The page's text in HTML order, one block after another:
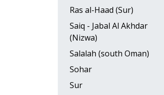
Ras al-Haad (Sur)
Saiq - Jabal Al Akhdar
(Nizwa)
Salalah (south Oman)
Sohar
Sur